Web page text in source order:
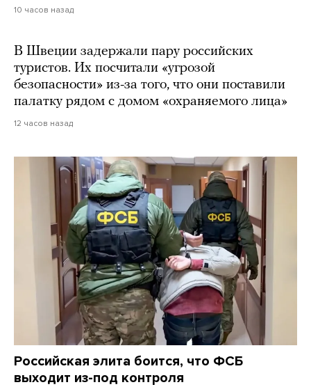
10 часов назад
В Швеции задержали пару российских
туристов. Их посчитали «угрозой
безопасности» из-за того, что они поставили
палатку рядом с домом «охраняемого лица»
12 часов назад
Российская элита боится, что ФСБ
выходит из-под контроля